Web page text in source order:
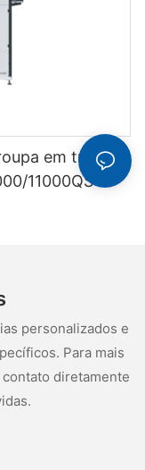
em túnel
11000QSY
personalizados e
Para mais
diretamente